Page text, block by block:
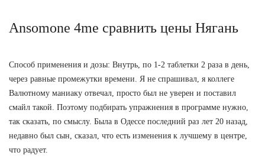
Ansomone 4me сравнить цены Нягань
Способ применения и дозы: Внутрь, по 1-2 таблетки 2 раза в день,
через равные промежутки времени. Я не спрашивал, я коллеге
Валютному маниаку отвечал, просто был не уверен и поставил
смайл такой. Поэтому подбирать упражнения в программе нужно,
так сказать, по смыслу. Была в Одессе последний раз лет 20 назад,
недавно был сын, сказал, что есть изменения к лучшему в центре,
что радует.